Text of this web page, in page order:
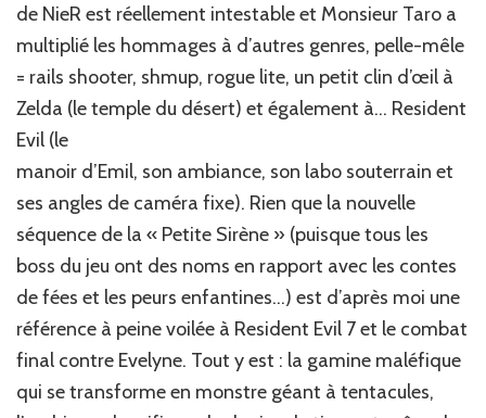
de NieR est réellement intestable et Monsieur Taro a
multiplié les hommages à d’autres genres, pelle-mêle
= rails shooter, shmup, rogue lite, un petit clin d’œil à
Zelda (le temple du désert) et également à… Resident
Evil (le
manoir d’Emil, son ambiance, son labo souterrain et
ses angles de caméra fixe). Rien que la nouvelle
séquence de la « Petite Sirène » (puisque tous les
boss du jeu ont des noms en rapport avec les contes
de fées et les peurs enfantines…) est d’après moi une
référence à peine voilée à Resident Evil 7 et le combat
final contre Evelyne. Tout y est : la gamine maléfique
qui se transforme en monstre géant à tentacules,